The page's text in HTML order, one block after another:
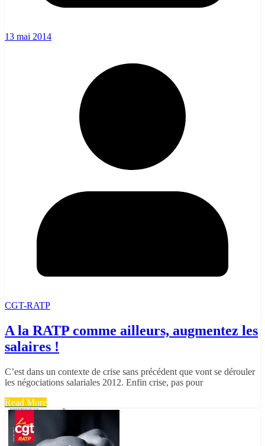
13 mai 2014
CGT-RATP
A la RATP comme ailleurs, augmentez les
salaires !
C’est dans un contexte de crise sans précédent que vont se dérouler
les négociations salariales 2012. Enfin crise, pas pour
Read More